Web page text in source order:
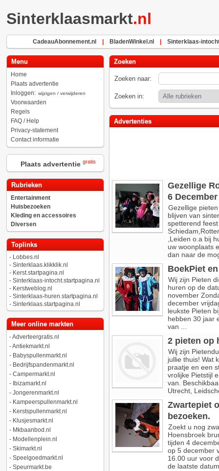
Sinterklaasmarkt.nl
CadeauAbonnement.nl BladenWinkel.nl Sinterklaas-
Menu
Home
Plaats advertentie
Inloggen: wijzigen / verwijderen
Voorwaarden
Regels
FAQ / Help
Privacy-statement
Contact informatie
Plaats advertentie gratis
Rubrieken
Entertainment
Huisbezoeken
Kleding en accessoires
Diversen
Toplinks
- Lobbes.nl
- Sinterklaas.klikklik.nl
- Kerst.startpagina.nl
- Sinterklaas-intocht.startpagina.nl
- Kerstweblog.nl
- Sinterklaas-huren.startpagina.nl
- Sinterklaas.startpagina.nl
Meer online markten
-Adverteergratis.nl
-Antiekmarkt.nl
- Babyspullenmarkt.nl
- Bedrijfspandenmarkt.nl
- Campermarkt.nl
- Ibizamarkt.nl
- Jongerenmarkt.nl
- Kampeerspullenmarkt.nl
- Kerstspullenmarkt.nl
- Klusjesmarkt.nl
- Mkbaanbod.nl
- Modellenplein.nl
- Skimarkt.nl
- Speelgoedmarkt.nl
- Speurmarkt.be
Zoeken
Zoeken naar:
Zoeken in:
Advertenties
Gezellige
6 December
Gezellige
blijven van
spetterend
,Leiden o.a bij
uw woonplaats
dan naar de
BoekPiet
Wij zijn Pieten
huren op de
november
december
leukste Pieten
hebben 30 jaar
van ...
2 pieten op
Wij zijn
jullie thuis! Wat
praatje en een
vrolijke Pietstijl
van.
Utrecht,
Zwartepiet
bezoeken.
Zoekt u nog
Hoensbroek
tijden 4
op 5 december
16.00 uur voor
de laatste